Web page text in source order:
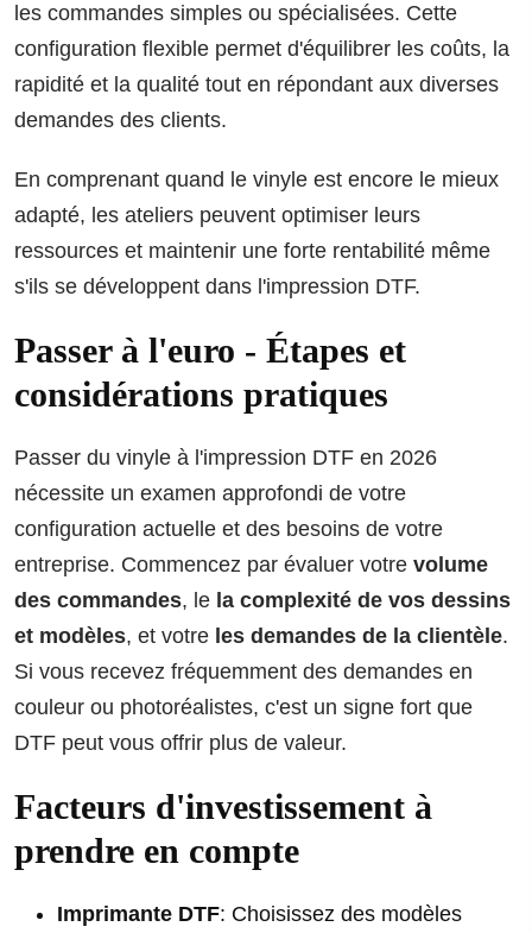
les commandes simples ou spécialisées. Cette
configuration flexible permet d'équilibrer les coûts, la
rapidité et la qualité tout en répondant aux diverses
demandes des clients.
En comprenant quand le vinyle est encore le mieux
adapté, les ateliers peuvent optimiser leurs
ressources et maintenir une forte rentabilité même
s'ils se développent dans l'impression DTF.
Passer à l'euro - Étapes et
considérations pratiques
Passer du vinyle à l'impression DTF en 2026
nécessite un examen approfondi de votre
configuration actuelle et des besoins de votre
entreprise. Commencez par évaluer votre volume
des commandes, le la complexité de vos dessins
et modèles, et votre les demandes de la clientèle.
Si vous recevez fréquemment des demandes en
couleur ou photoréalistes, c'est un signe fort que
DTF peut vous offrir plus de valeur.
Facteurs d'investissement à
prendre en compte
Imprimante DTF: Choisissez des modèles